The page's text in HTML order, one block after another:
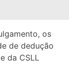
os
de dedução
da CSLL